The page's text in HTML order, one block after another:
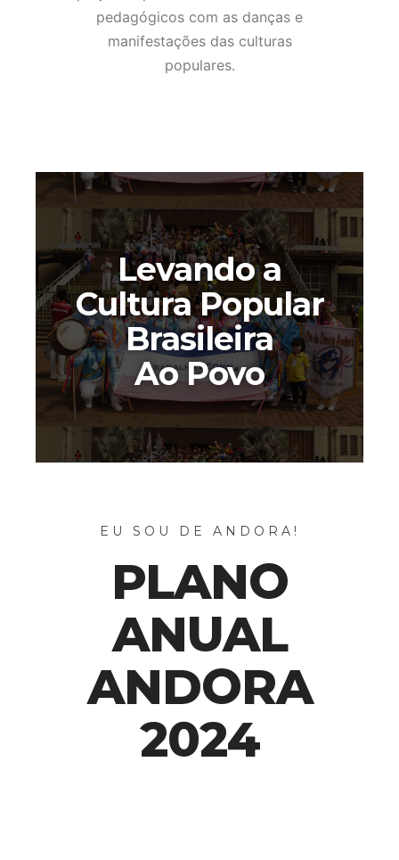
pedagógicos com as danças e
manifestações das culturas
populares.
Levando a
Cultura Popular
Brasileira
Ao Povo
EU SOU DE ANDORA!
PLANO
ANUAL
ANDORA
2024